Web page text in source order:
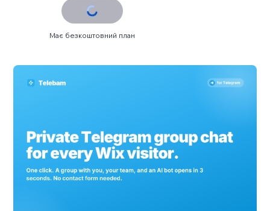
Має безкоштовний план